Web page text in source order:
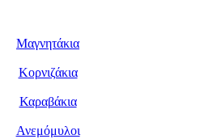
Μαγνητάκια
Κορνιζάκια
Καραβάκια
Ανεμόμυλοι